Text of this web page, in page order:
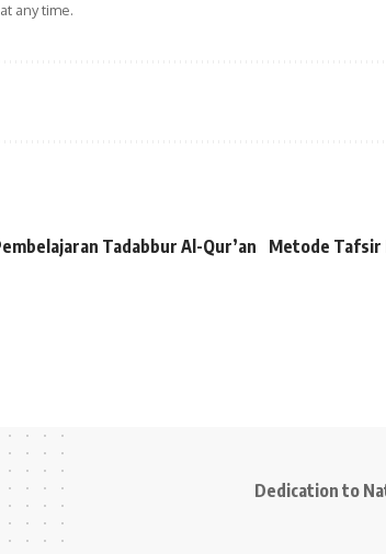
any time.
Tadabbur Al-Qur’an Metode Tafsir
Dedication to